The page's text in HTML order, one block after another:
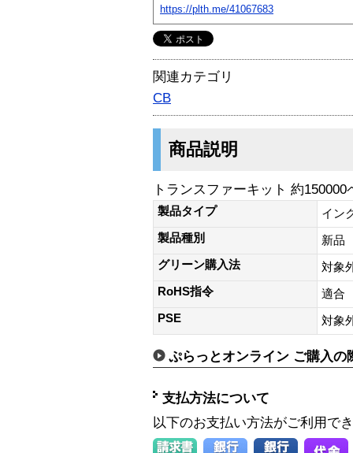
https://plth.me/41067683
関連カテゴリ
CB
商品説明
トランスファーキット 約150000
製品タイプ
イン
製品種別
新品
グリーン購入法
対象
RoHS指令
適合
PSE
対象
ぷらっとオンライン ご購入の
支払方法について
以下のお支払い方法がご利用で